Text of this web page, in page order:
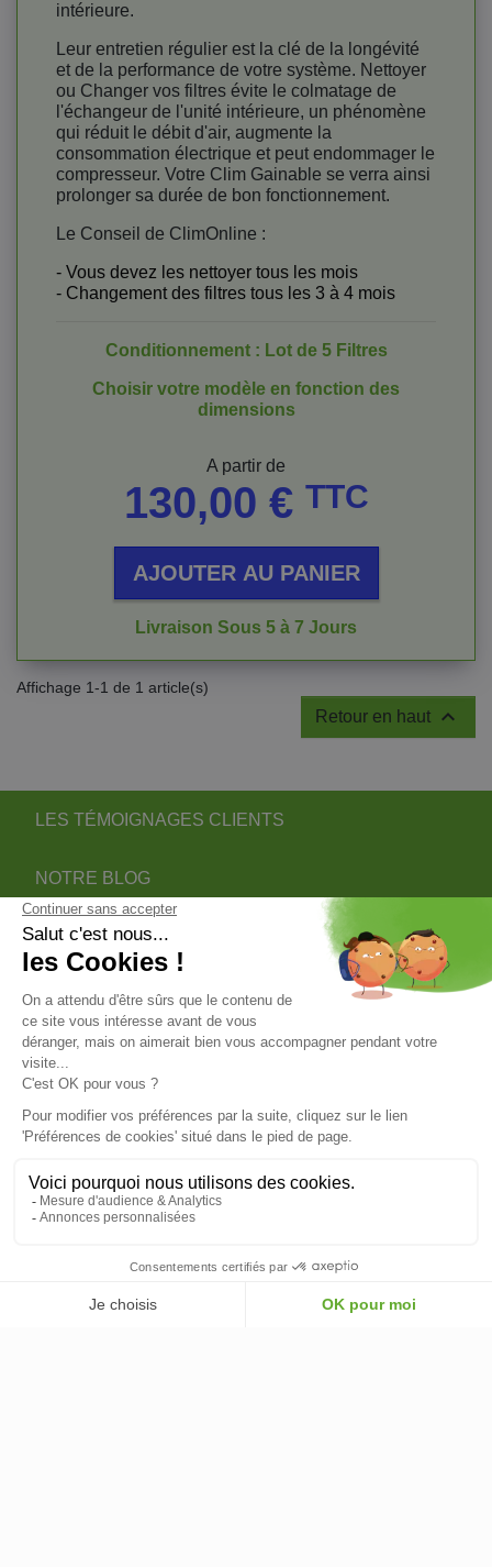
intérieure.
Leur entretien régulier est la clé de la longévité
et de la performance de votre système. Nettoyer
ou Changer vos filtres évite le colmatage de
l'échangeur de l'unité intérieure, un phénomène
qui réduit le débit d'air, augmente la
consommation électrique et peut endommager le
compresseur. Votre Clim Gainable se verra ainsi
prolonger sa durée de bon fonctionnement.
Le Conseil de ClimOnline :
- Vous devez les nettoyer tous les mois
- Changement des filtres tous les 3 à 4 mois
Conditionnement : Lot de 5 Filtres
Choisir votre modèle en fonction des
dimensions
A partir de
130,00 € TTC
AJOUTER AU PANIER
Livraison Sous 5 à 7 Jours
Affichage 1-1 de 1 article(s)
Retour en haut 
LES TÉMOIGNAGES CLIENTS
NOTRE BLOG
DEVENIR PARTENAIRE INSTALLATEUR
NOTRE SERVICE APRÈS VENTE
NOS PARTENAIRES OFFICIELS
INFORMATIONS
VOTRE COMPTE
© 2026 - ClimOnline - Tous droits réservés